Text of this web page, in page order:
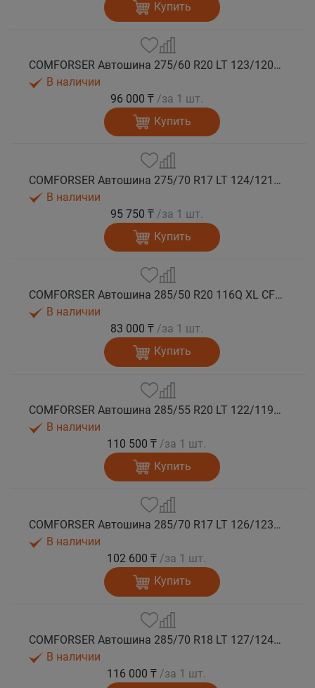
Купить
COMFORSER Автошина 275/60 R20 LT 123/120Q CF9000 R/T RWL 10PR лето
В наличии
96 000 ₸ /за 1 шт.
Купить
COMFORSER Автошина 275/70 R17 LT 124/121Q CF9000 R/T RWL 10PR лето
В наличии
95 750 ₸ /за 1 шт.
Купить
COMFORSER Автошина 285/50 R20 116Q XL CF9000 R/T RWL лето
В наличии
83 000 ₸ /за 1 шт.
Купить
COMFORSER Автошина 285/55 R20 LT 122/119Q CF9000 R/T RWL 10PR лето
В наличии
110 500 ₸ /за 1 шт.
Купить
COMFORSER Автошина 285/70 R17 LT 126/123Q CF9000 R/T RWL 10PR лето
В наличии
102 600 ₸ /за 1 шт.
Купить
COMFORSER Автошина 285/70 R18 LT 127/124Q CF9000 R/T RWL 10PR лето
В наличии
116 000 ₸ /за 1 шт.